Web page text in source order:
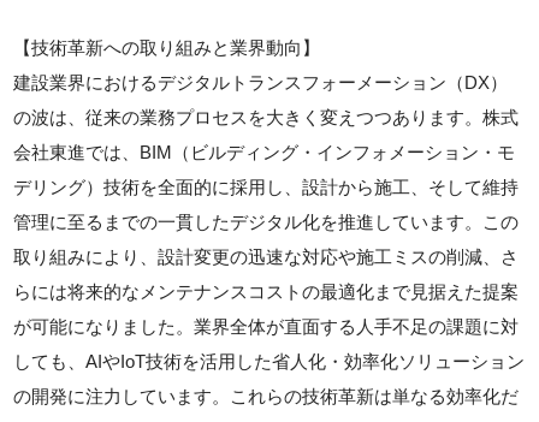
【技術革新への取り組みと業界動向】
建設業界におけるデジタルトランスフォーメーション（DX）
の波は、従来の業務プロセスを大きく変えつつあります。株式
会社東進では、BIM（ビルディング・インフォメーション・モ
デリング）技術を全面的に採用し、設計から施工、そして維持
管理に至るまでの一貫したデジタル化を推進しています。この
取り組みにより、設計変更の迅速な対応や施工ミスの削減、さ
らには将来的なメンテナンスコストの最適化まで見据えた提案
が可能になりました。業界全体が直面する人手不足の課題に対
しても、AIやIoT技術を活用した省人化・効率化ソリューション
の開発に注力しています。これらの技術革新は単なる効率化だ